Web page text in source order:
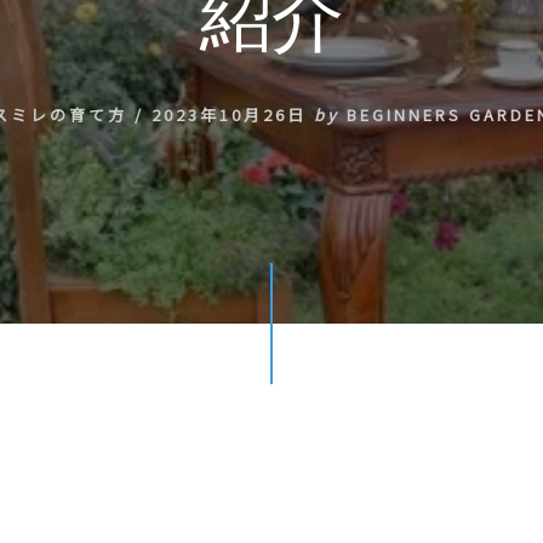
ミレの育て方 / 2023年10月26日 by BEGINNERS